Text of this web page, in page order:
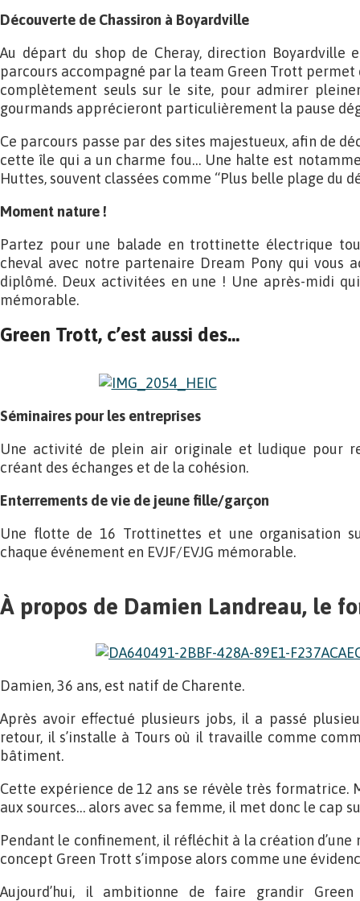
Découverte de Chassiron à Boyardville
Au départ du shop de Cheray, direction Boyardville
parcours accompagné par la team Green Trott
complètement seuls sur le site, pour admirer
gourmands apprécieront particulièrement la pause
Ce parcours passe par des sites majestueux, afin de
cette île qui a un charme fou… Une halte est
Huttes, souvent classées comme “Plus belle plage du
Moment nature !
Partez pour une balade en trottinette électrique
cheval avec notre partenaire Dream Pony qui vous
diplômé. Deux activitées en une ! Une après-midi
mémorable.
Green Trott, c’est aussi des…
Séminaires pour les entreprises
Une activité de plein air originale et ludique pour
créant des échanges et de la cohésion.
Enterrements de vie de jeune fille/garçon
Une flotte de 16 Trottinettes et une organisation
chaque événement en EVJF/EVJG mémorable.
À propos de Damien Landreau, le
Damien, 36 ans, est natif de Charente.
Après avoir effectué plusieurs jobs, il a passé
retour, il s’installe à Tours où il travaille comme
bâtiment.
Cette expérience de 12 ans se révèle très formatrice.
aux sources… alors avec sa femme, il met donc le cap
Pendant le confinement, il réfléchit à la création
concept Green Trott s’impose alors comme une
Aujourd’hui, il ambitionne de faire grandir